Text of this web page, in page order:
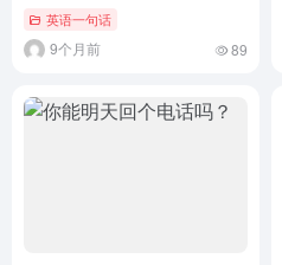
英语一句话
9个月前 89